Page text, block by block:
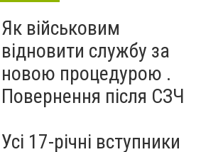
Як військовим
відновити службу за
новою процедурою .
Повернення після СЗЧ
Усі 17-річні вступники